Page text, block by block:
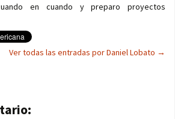
en cuando y preparo proyectos
Ver todas las entradas por Daniel Lobato →
de entradas